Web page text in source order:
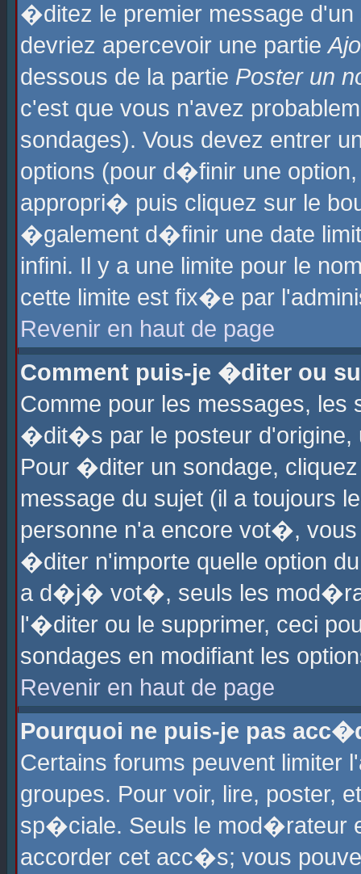
�ditez le premier message
devriez apercevoir une partie
dessous de la partie Poster un
c'est que vous n'avez
sondages). Vous devez entrer
options (pour d�finir une
appropri� puis cliquez sur le
�galement d�finir une date
infini. Il y a une limite pour le
cette limite est fix�e par
Revenir en haut de page
Comment puis-je �diter ou
Comme pour les messages,
�dit�s par le posteur d'origine,
Pour �diter un sondage,
message du sujet (il a toujours
personne n'a encore vot�,
�diter n'importe quelle option
a d�j� vot�, seuls les
l'�diter ou le supprimer, ceci
sondages en modifiant les
Revenir en haut de page
Pourquoi ne puis-je pas
Certains forums peuvent
groupes. Pour voir, lire, poster,
sp�ciale. Seuls le mod�rateur
accorder cet acc�s; vous